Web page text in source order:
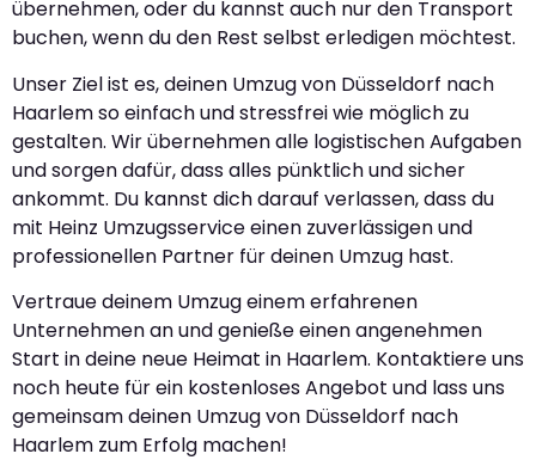
übernehmen, oder du kannst auch nur den Transport
buchen, wenn du den Rest selbst erledigen möchtest.
Unser Ziel ist es, deinen Umzug von Düsseldorf nach
Haarlem so einfach und stressfrei wie möglich zu
gestalten. Wir übernehmen alle logistischen Aufgaben
und sorgen dafür, dass alles pünktlich und sicher
ankommt. Du kannst dich darauf verlassen, dass du
mit Heinz Umzugsservice einen zuverlässigen und
professionellen Partner für deinen Umzug hast.
Vertraue deinem Umzug einem erfahrenen
Unternehmen an und genieße einen angenehmen
Start in deine neue Heimat in Haarlem. Kontaktiere uns
noch heute für ein kostenloses Angebot und lass uns
gemeinsam deinen Umzug von Düsseldorf nach
Haarlem zum Erfolg machen!